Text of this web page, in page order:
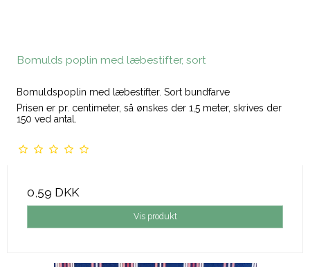
Bomulds poplin med læbestifter, sort
Bomuldspoplin med læbestifter. Sort bundfarve
Prisen er pr. centimeter, så ønskes der 1,5 meter, skrives der
150 ved antal.
0,59 DKK
Vis produkt